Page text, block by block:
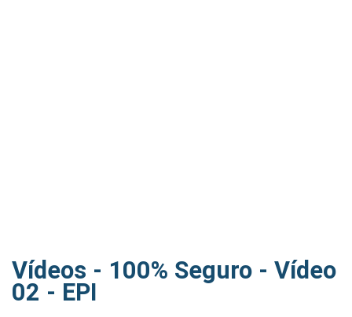
Vídeos - 100% Seguro - Vídeo
02 - EPI